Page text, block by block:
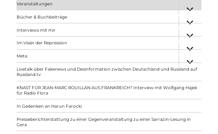
Veranstaltungen
anzeigen
Bücher & Buchbeiträge
anzeigen
Interviews mit mir
anzeigen
Im Visier der Repression
anzeigen
Meta
anzeigen
Livetalk über Fakenews und Desinformation zwischen Deutschland und Russland auf
Russland.tv
KNAST FÜR JEAN-MARC ROUILLAN AUS FRANKREICH? Interview mit Wolfgang Hajek
für Radio Flora
In Gedenken an Harun Farocki
Presseberichterstattung zu einer Gegenveranstaltung zu einer Sarrazin-Lesung in
Gera